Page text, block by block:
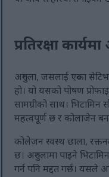
प्रतिरक्षा
अरुगुला, जसलाई एरुका
हो। यो यसको पोषण
सामग्रीको साथ। भिटामिन
महत्वपूर्ण छ र कोलाजेन
कोलेजन स्वस्थ छाला,
छ। अरुगुलामा पाइने
गर्न पनि मद्दत गर्छ। यसले